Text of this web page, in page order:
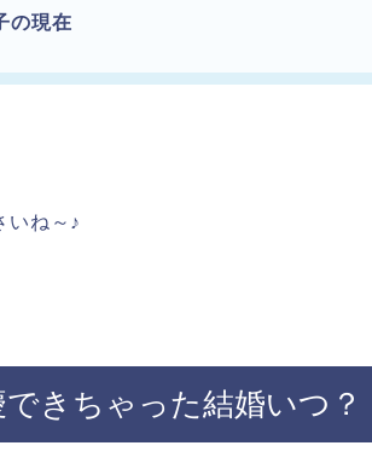
の現在
いね～♪
きちゃった結婚いつ？